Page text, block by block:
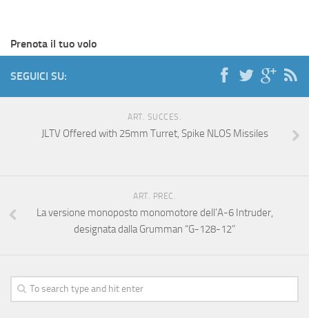
Prenota il tuo volo
SEGUICI SU:
ART. SUCCES.
JLTV Offered with 25mm Turret, Spike NLOS Missiles
ART. PREC.
La versione monoposto monomotore dell’A-6 Intruder,
designata dalla Grumman “G-128-12”